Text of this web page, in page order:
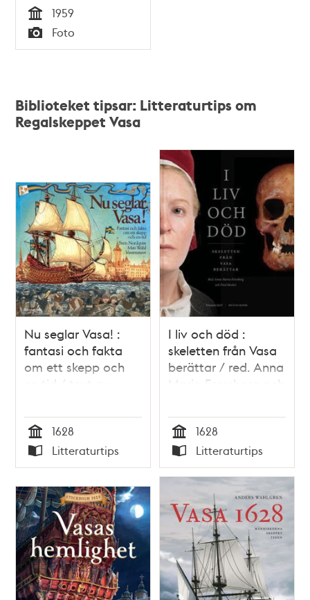
Tid
1959
Typ
Foto
Biblioteket tipsar: Litteraturtips om
Regalskeppet Vasa
Nu seglar Vasa! :
fantasi och fakta
om ett skepp och
en tid / text av
av Sven Nordqvist ;
faktaunderlag och
faktatext av Birgitta
Stapf m.fl.
Tid
1628
Typ
Litteraturtips
I liv och död :
skeletten från Vasa
berättar / red. Anna
Maria Forssberg och
Tid
1628
Typ
Litteraturtips